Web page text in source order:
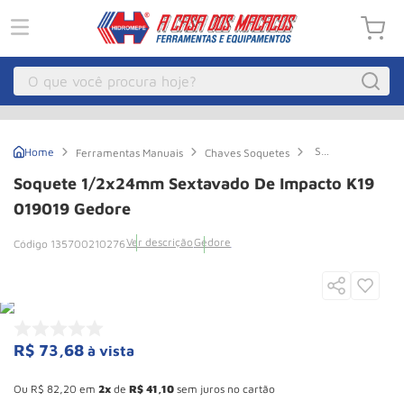
O que você procura hoje?
Ferramentas Manuais Chaves Soquetes
Soquete
Sextavado
de
Soquete 1/2x24mm Sextavado De Impacto K19
019019 Gedore
135700210276Ver descriçãoGedore
R$ 73,68 à vista
Ou R$ 82 20 em 2 de R$ 41 10 sem juros no cartão
3 º Macaco Hidraulico
8 Rodizio
9º Talha